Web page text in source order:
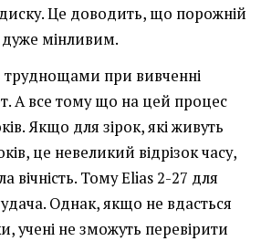
Це доводить, що порожній
дуже мінливим.
труднощами при вивченні
А все тому що на цей процес
Якщо для зірок, які живуть
це невеликий відрізок часу,
вічність. Тому Elias 2-27 для
Однак, якщо не вдасться
учені не зможуть перевірити